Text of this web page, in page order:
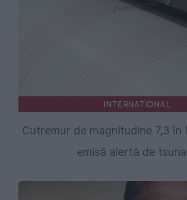
INTERNATIONAL
Cutremur de magnitudine 7,3 în
emisă alertă de